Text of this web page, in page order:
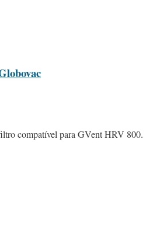
compatível para GVent HRV 800.